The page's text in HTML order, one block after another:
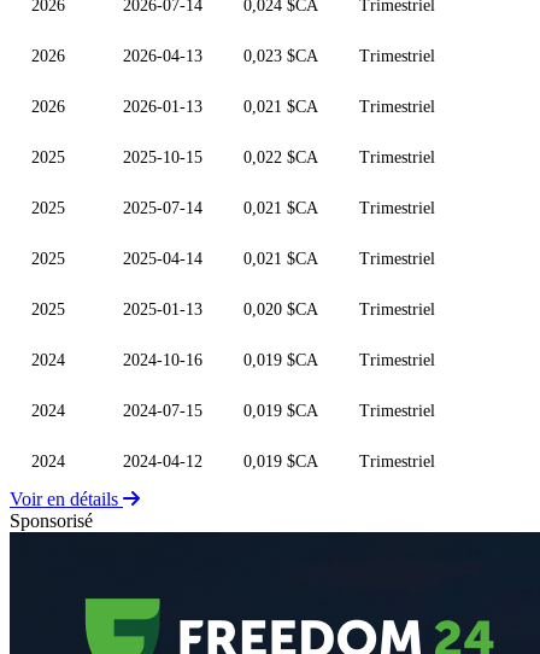
2026 2026-07-14 0,024 $CA Trimestriel
2026 2026-04-13 0,023 $CA Trimestriel
2026 2026-01-13 0,021 $CA Trimestriel
2025 2025-10-15 0,022 $CA Trimestriel
2025 2025-07-14 0,021 $CA Trimestriel
2025 2025-04-14 0,021 $CA Trimestriel
2025 2025-01-13 0,020 $CA Trimestriel
2024 2024-10-16 0,019 $CA Trimestriel
2024 2024-07-15 0,019 $CA Trimestriel
2024 2024-04-12 0,019 $CA Trimestriel
Voir en détails
Sponsorisé